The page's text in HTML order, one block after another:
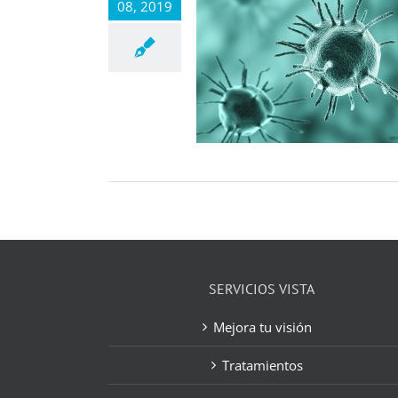
08, 2019
SERVICIOS VISTA
Mejora tu visión
Tratamientos